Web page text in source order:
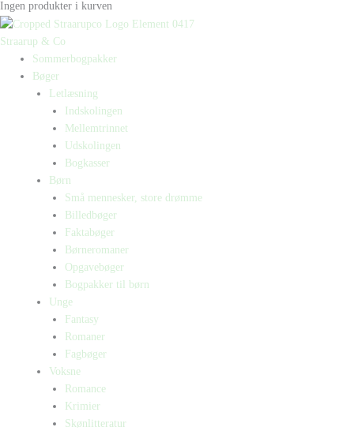
Ingen produkter i kurven
Straarup & Co
Sommerbogpakker
Bøger
Letlæsning
Indskolingen
Mellemtrinnet
Udskolingen
Bogkasser
Børn
Små mennesker, store drømme
Billedbøger
Faktabøger
Børneromaner
Opgavebøger
Bogpakker til børn
Unge
Fantasy
Romaner
Fagbøger
Voksne
Romance
Krimier
Skønlitteratur